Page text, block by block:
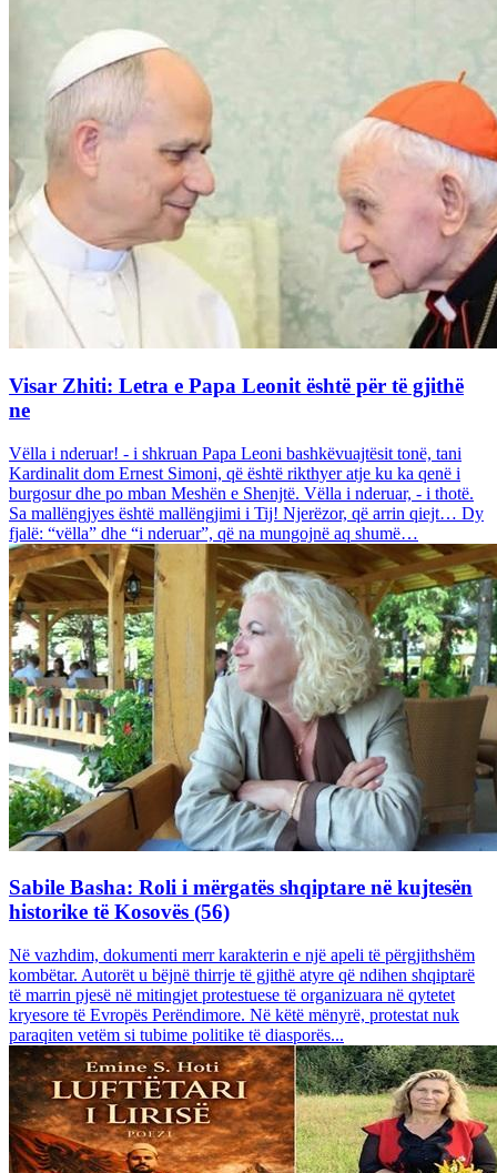
Visar Zhiti: Letra e Papa Leonit është për të gjithë
ne
Vëlla i nderuar! - i shkruan Papa Leoni bashkëvuajtësit tonë, tani
Kardinalit dom Ernest Simoni, që është rikthyer atje ku ka qenë i
burgosur dhe po mban Meshën e Shenjtë. Vëlla i nderuar, - i thotë.
Sa mallëngjyes është mallëngjimi i Tij! Njerëzor, që arrin qiejt… Dy
fjalë: “vëlla” dhe “i nderuar”, që na mungojnë aq shumë…
Sabile Basha: Roli i mërgatës shqiptare në kujtesën
historike të Kosovës (56)
Në vazhdim, dokumenti merr karakterin e një apeli të përgjithshëm
kombëtar. Autorët u bëjnë thirrje të gjithë atyre që ndihen shqiptarë
të marrin pjesë në mitingjet protestuese të organizuara në qytetet
kryesore të Evropës Perëndimore. Në këtë mënyrë, protestat nuk
paraqiten vetëm si tubime politike të diasporës...